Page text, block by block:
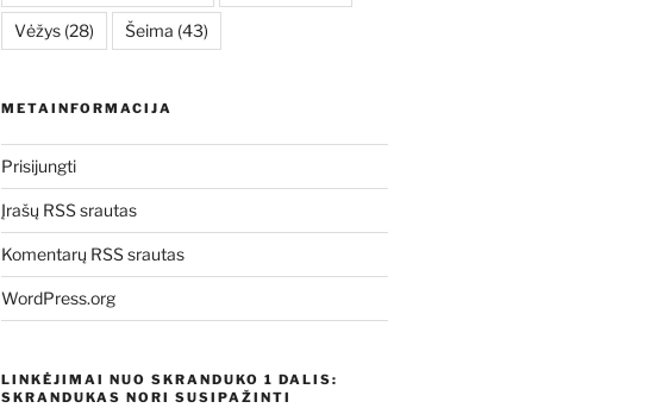
Vėžys(28) Šeima (43)
METAINFORMACIJA
Prisijungti
Įrašų RSS srautas
Komentarų RSS srautas
WordPress.org
LINKĖJIMAI NUO SKRANDUKO 1 DALIS:
SKRANDUKAS NORI SUSIPAŽINTI